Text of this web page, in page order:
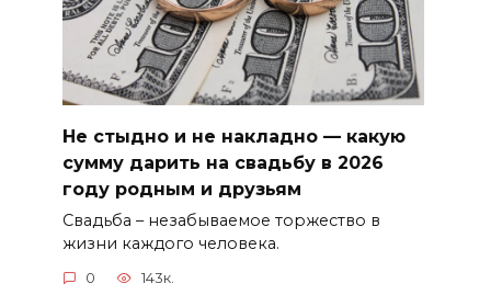
Не стыдно и не накладно — какую
сумму дарить на свадьбу в 2026
году родным и друзьям
Свадьба – незабываемое торжество в
жизни каждого человека.
0 143к.